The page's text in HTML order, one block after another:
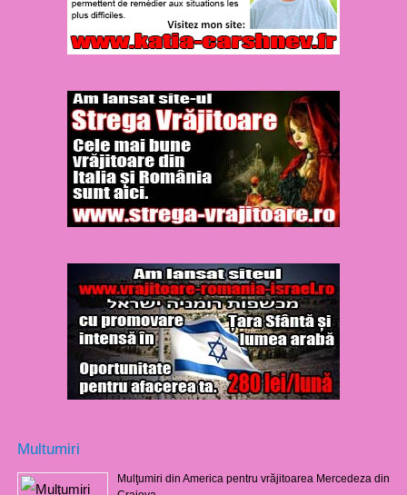
Multumiri
Mulţumiri din America pentru vrăjitoarea Mercedeza din